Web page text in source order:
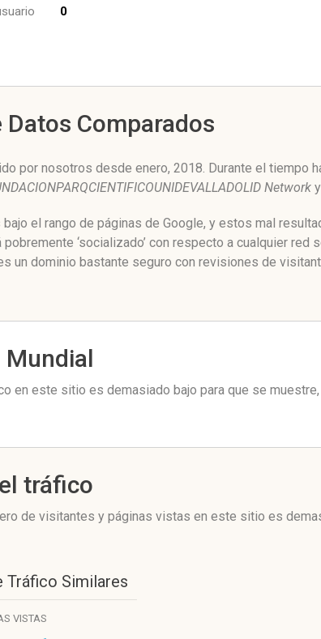
0
Datos Comparados
por nosotros desde enero, 2018. Durante el tiempo
Network y
el rango de páginas de Google, y estos mal
‘socializado’ con respecto a cualquier
un dominio bastante seguro con revisiones de
Mundial
en este sitio es demasiado bajo para que se
tráfico
de visitantes y páginas vistas en este sitio es
Tráfico Similares
VISTAS